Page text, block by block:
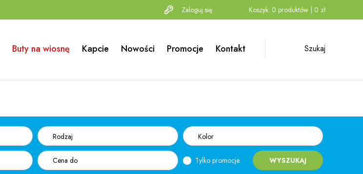
Zaloguj się Koszyk: 0 produktów 0 zł
Buty na wiosnę Kapcie Nowości Promocje Kontakt Szukaj
Rodzaj Kolor
Tylko promocje WYSZUKAJ